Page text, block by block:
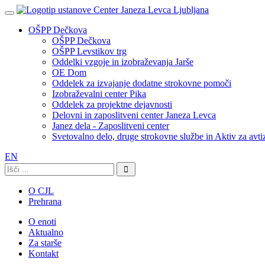
OŠPP Dečkova
OŠPP Dečkova
OŠPP Levstikov trg
Oddelki vzgoje in izobraževanja Jarše
OE Dom
Oddelek za izvajanje dodatne strokovne pomoči
Izobraževalni center Pika
Oddelek za projektne dejavnosti
Delovni in zaposlitveni center Janeza Levca
Janez dela - Zaposlitveni center
Svetovalno delo, druge strokovne službe in Aktiv za
EN
Išči:
O CJL
Prehrana
O enoti
Aktualno
Za starše
Kontakt